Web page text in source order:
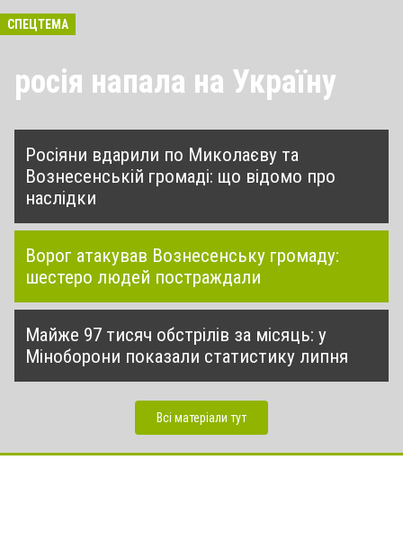
СПЕЦТЕМА
росія напала на Україну
Росіяни вдарили по Миколаєву та
Вознесенській громаді: що відомо про
наслідки
Ворог атакував Вознесенську громаду:
шестеро людей постраждали
Майже 97 тисяч обстрілів за місяць: у
Міноборони показали статистику липня
Всі матеріали тут